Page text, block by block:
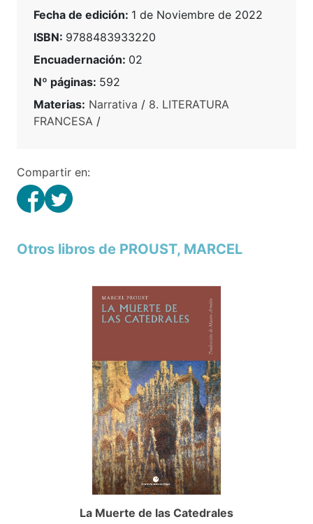
Fecha de edición: 1 de Noviembre de 2022
ISBN: 9788483933220
Encuadernación: 02
Nº páginas: 592
Materias: Narrativa / 8. LITERATURA
FRANCESA /
Compartir en:
Otros libros de PROUST, MARCEL
La Muerte de las Catedrales